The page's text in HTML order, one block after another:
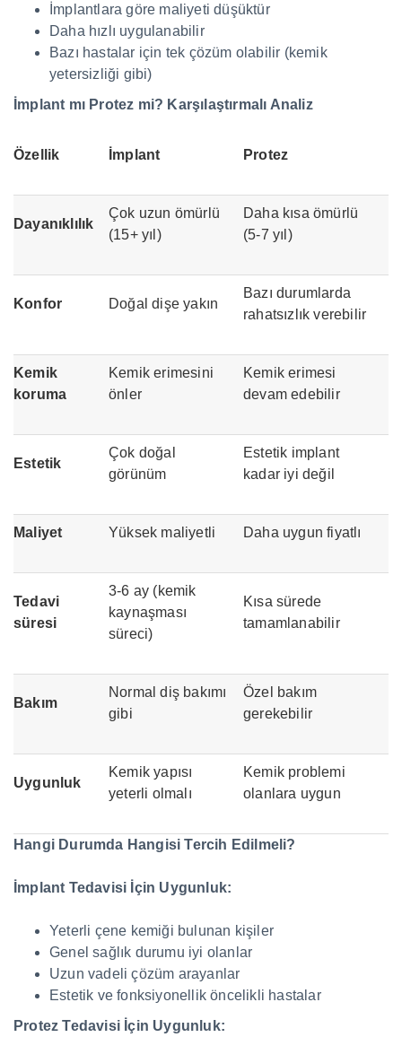
İmplantlara göre maliyeti düşüktür
Daha hızlı uygulanabilir
Bazı hastalar için tek çözüm olabilir (kemik
yetersizliği gibi)
İmplant mı Protez mi? Karşılaştırmalı Analiz
Özellik İmplant Protez
Dayanıklılık
Çok uzun ömürlü
(15+ yıl)
Daha kısa ömürlü
(5-7 yıl)
Konfor Doğal dişe yakın
Bazı durumlarda
rahatsızlık verebilir
Kemik
koruma
Kemik erimesini
önler
Kemik erimesi
devam edebilir
Estetik
Çok doğal
görünüm
Estetik implant
kadar iyi değil
Maliyet Yüksek maliyetli Daha uygun fiyatlı
Tedavi
süresi
3-6 ay (kemik
kaynaşması
süreci)
Kısa sürede
tamamlanabilir
Bakım
Normal diş bakımı
gibi
Özel bakım
gerekebilir
Uygunluk
Kemik yapısı
yeterli olmalı
Kemik problemi
olanlara uygun
Hangi Durumda Hangisi Tercih Edilmeli?
İmplant Tedavisi İçin Uygunluk:
Yeterli çene kemiği bulunan kişiler
Genel sağlık durumu iyi olanlar
Uzun vadeli çözüm arayanlar
Estetik ve fonksiyonellik öncelikli hastalar
Protez Tedavisi İçin Uygunluk: